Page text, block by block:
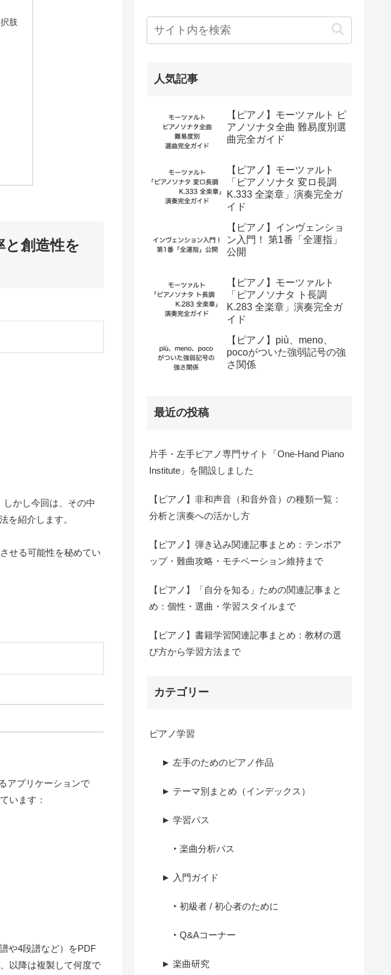
肢
と創造性を
かし今回は、その中
を紹介します。
せる可能性を秘めてい
アプリケーションで
います：
や4段譜など）をPDF
以降は複製して何度で
人気記事
【ピアノ】モーツァルト ピ
アノソナタ全曲 難易度別選
曲完全ガイド
【ピアノ】モーツァルト
「ピアノソナタ 変ロ長調
K.333 全楽章」演奏完全ガ
イド
【ピアノ】インヴェンショ
ン入門！ 第1番「全運指」
公開
【ピアノ】モーツァルト
「ピアノソナタ ト長調
K.283 全楽章」演奏完全ガ
イド
【ピアノ】più、meno、
pocoがついた強弱記号の強
さ関係
最近の投稿
片手・左手ピアノ専門サイト「One-Hand Piano
Institute」を開設しました
【ピアノ】非和声音（和音外音）の種類一覧：
分析と演奏への活かし方
【ピアノ】弾き込み関連記事まとめ：テンポア
ップ・難曲攻略・モチベーション維持まで
【ピアノ】「自分を知る」ための関連記事まと
め：個性・選曲・学習スタイルまで
【ピアノ】書籍学習関連記事まとめ：教材の選
び方から学習方法まで
カテゴリー
ピアノ学習
► 左手のためのピアノ作品
► テーマ別まとめ（インデックス）
► 学習パス
‣ 楽曲分析パス
► 入門ガイド
‣ 初級者 / 初心者のために
‣ Q&Aコーナー
► 楽曲研究